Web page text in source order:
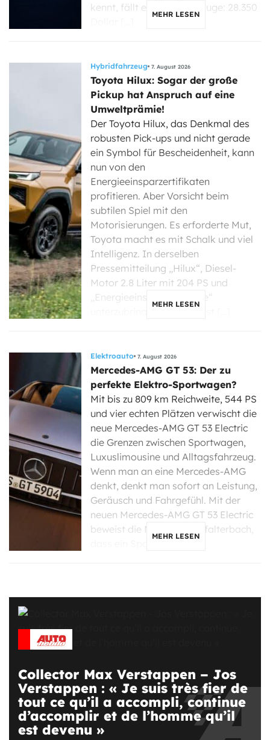
kennt, fällt eine Zahl ins Auge: 28.350
MEHR LESEN
Hybridfahrzeug 7. August 2026
Toyota Hilux: Sogar der große
Pickup hat Anspruch auf eine
Umweltprämie!
Der Toyota Hilux, das Denkmal des
robusten Pick-ups und nicht gerade
ein Symbol für Bescheidenheit, kann
nun von den
Energieeinsparzertifikaten
profitieren. Aber Vorsicht beim
subtilen Spiel mit den
Motorisierungen. Es erforderte Mut,
Toyota macht es mit Schalk und viel
Intelligenz. In derselben
Pressemitteilung „Hilux“, Diesel-
Motor 2.8 Liter mit 204 PS und
„Energieeinsparzertifikate“
MEHR LESEN
Elektroauto 7. August 2026
Mercedes-AMG GT 53: Der zu
perfekte Elektro-Sportwagen?
Mit bis zu 809 km Reichweite, 544 PS
und vier echten Plätzen verwischt die
neue Mercedes-AMG GT 53 Electric
die Grenzen zwischen Sportwagen,
Luxuslimousine und Alltagsfahrzeug.
Wenn man an eine Mercedes-AMG
denkt, denkt man sofort an Leistung,
Geräusch und Fahrgefühl. Mit der
neuen Mercedes-AMG GT 53 Electric
beweist die Marke aus Affalterbach,
MEHR LESEN
Collector Max Verstappen – Jos
Verstappen : « Je suis très fier de
tout ce qu’il a accompli, continue
d’accomplir et de l’homme qu’il
est devenu »